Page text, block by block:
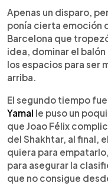
Apenas un disparo,
ponía cierta emoción
Barcelona que
idea, dominar el
los espacios para ser
arriba.
El segundo tiempo
Yamal le puso un
que Joao Félix
del Shakhtar, al final,
quiera para
para asegurar la
que no consigue